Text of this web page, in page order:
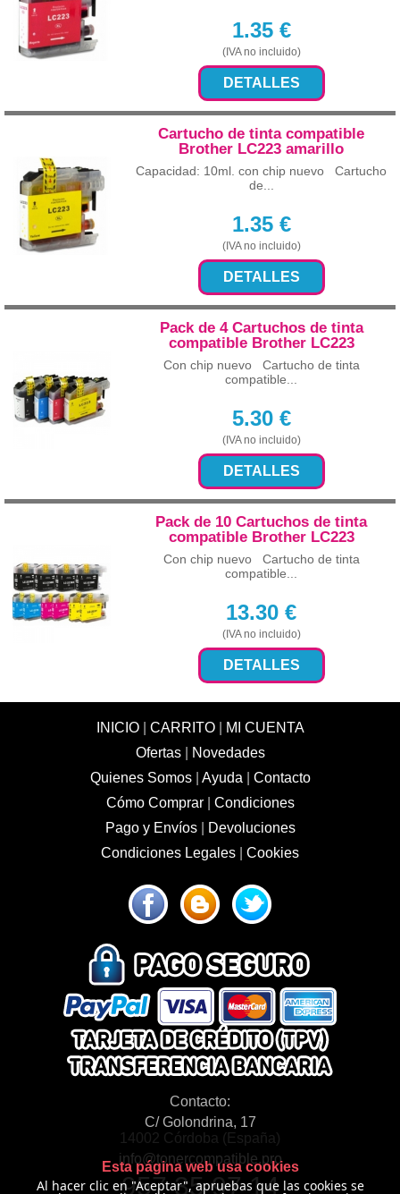
1.35€
(IVA no incluido)
DETALLES
Cartucho de tinta compatible
Brother LC223 amarillo
Capacidad: 10ml. con chip nuevo Cartucho
de...
1.35€
(IVA no incluido)
DETALLES
Pack de 4 Cartuchos de tinta
compatible Brother LC223
Con chip nuevo Cartucho de tinta
compatible...
5.30€
(IVA no incluido)
DETALLES
Pack de 10 Cartuchos de tinta
compatible Brother LC223
Con chip nuevo Cartucho de tinta
compatible...
13.30 €
(IVA no incluido)
DETALLES
INICIO| CARRITO|
MI CUENTA
Ofertas|
Novedades
Quienes Somos| Ayuda
Contacto
Cómo Comprar| Condiciones
Pago y Envíos|
Devoluciones
Condiciones Legales
Cookies
Contacto:
C/ Golondrina, 17
14002 Córdoba (España)
info@tonercompatible.pro
957 35 97 14
Esta página web usa cookies
Al hacer clic en "Aceptar", apruebas que las cookies se